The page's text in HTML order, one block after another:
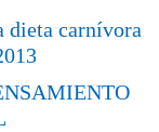
dieta carnívora